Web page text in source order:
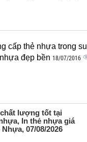
cấp thẻ nhựa trong
đẹp bền‎ 18/07/2016
lượng tốt tại
In thẻ nhựa giá
07/08/2026